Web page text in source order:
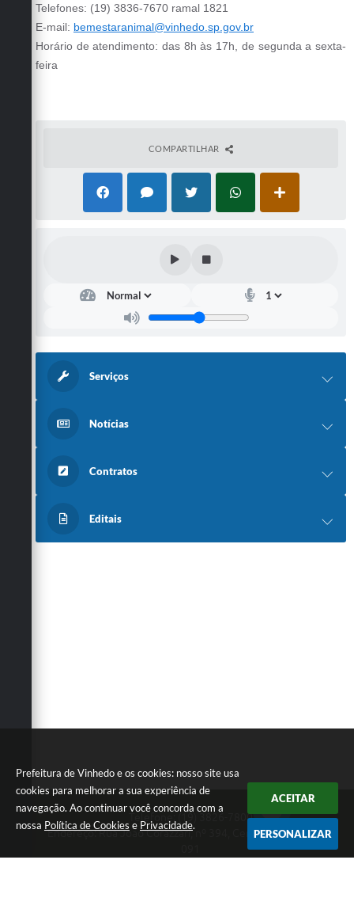
Prefeitura de Vinhedo e os cookies: nosso site usa
cookies para melhorar a sua experiência de
navegação. Ao continuar você concorda com a
nossa Política de Cookies e Privacidade.
ACEITAR
PERSONALIZAR
Telefones: (19) 3836-7670 ramal 1821
E-mail: bemestaranimal@vinhedo.sp.gov.br
Horário de atendimento: das 8h às 17h, de segunda a sexta-
feira
COMPARTILHAR
Serviços
Notícias
Contratos
Editais
Telefone: (19) 3826-7800
Endereço: Rua João Corazzari, nº 394, Centro | CEP: 13280-